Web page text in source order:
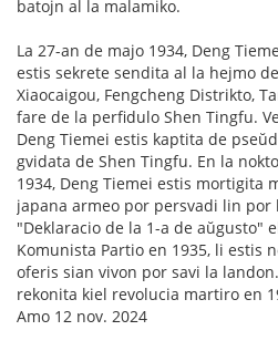
batojn al la malamiko.
La 27-an de majo 1934, Deng
estis sekrete sendita al la hejmo
Xiaocaigou, Fengcheng Distrikto,
fare de la perfidulo Shen Tingfu.
Deng Tiemei estis kaptita de
gvidata de Shen Tingfu. En la
1934, Deng Tiemei estis mortigita
japana armeo por persvadi lin por
"Deklaracio de la 1-a de aŭgusto"
Komunista Partio en 1935, li estis
oferis sian vivon por savi la
rekonita kiel revolucia martiro en
Amo 12 nov. 2024